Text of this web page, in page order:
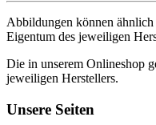
Abbildungen können
Eigentum des jeweiligen
Die in unserem Onlineshop
jeweiligen Herstellers.
Unsere Seiten